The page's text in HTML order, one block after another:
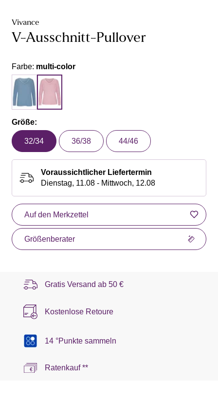
Vivance
V-Ausschnitt-Pullover
Farbe: multi-color
Größe:
32/34 36/38 44/46
Voraussichtlicher Liefertermin
Dienstag, 11.08 - Mittwoch, 12.08
Auf den Merkzettel
Größenberater
Gratis Versand ab 50 €
Kostenlose Retoure
14 °Punkte sammeln
Ratenkauf **